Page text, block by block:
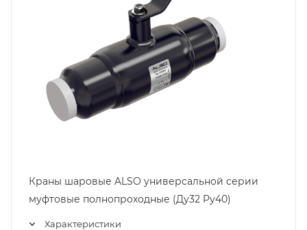
Краны шаровые ALSO универсальной серии
муфтовые полнопроходные (Ду32 Pу40)
Характеристики